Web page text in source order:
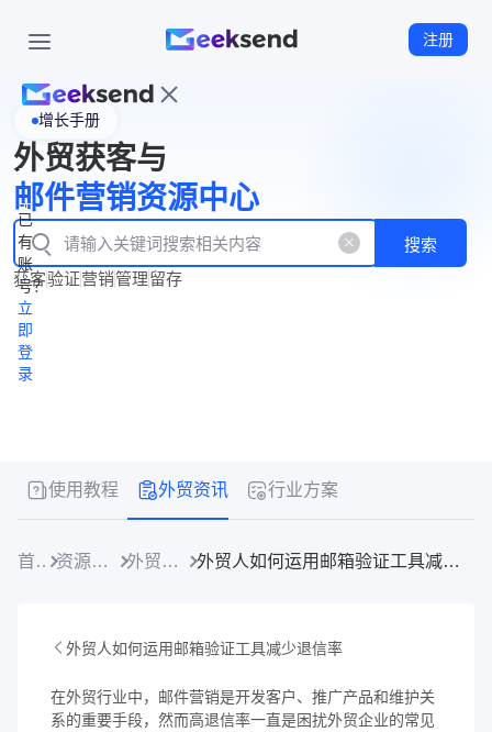
注册
页
WhatsApp
企业号
New
产
品
功
能
产
品
价
格
资
源
中
心
立
即
注
册
已
有
账
号？
立
即
登
录
增长手册
外贸获客与
邮件营销资源中心
搜索
获客验证营销管理留存
使用教程 外贸资讯 行业方案
首页 资源中心 外贸资讯 外贸人如何运用邮箱验证工具减少退信率
外贸人如何运用邮箱验证工具减少退信率
在外贸行业中，邮件营销是开发客户、推广产品和维护关
系的重要手段，然而高退信率一直是困扰外贸企业的常见